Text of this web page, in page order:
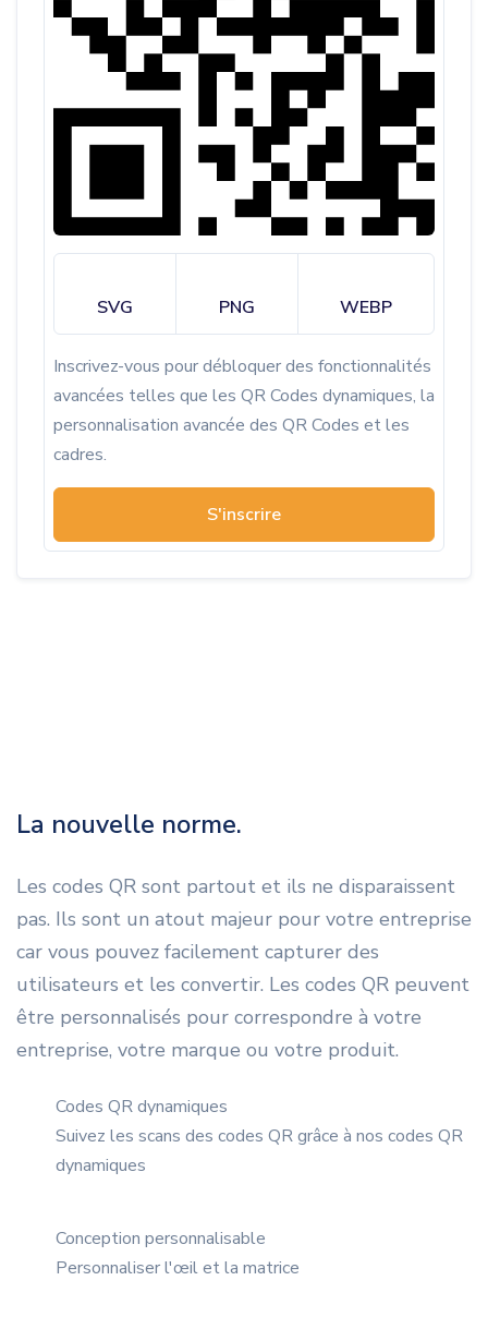
SVG PNG WEBP
Inscrivez-vous pour débloquer des fonctionnalités
avancées telles que les QR Codes dynamiques, la
personnalisation avancée des QR Codes et les
cadres.
S'inscrire
La nouvelle norme.
Les codes QR sont partout et ils ne disparaissent
pas. Ils sont un atout majeur pour votre entreprise
car vous pouvez facilement capturer des
utilisateurs et les convertir. Les codes QR peuvent
être personnalisés pour correspondre à votre
entreprise, votre marque ou votre produit.
Codes QR dynamiques
Suivez les scans des codes QR grâce à nos codes QR
dynamiques
Conception personnalisable
Personnaliser l'œil et la matrice